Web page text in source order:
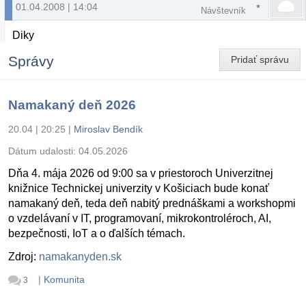
01.04.2008 | 14:04 Návštevník
Diky
Pridať správu
Správy
Namakaný deň 2026
20.04 | 20:25 | Miroslav Bendík
Dátum udalosti: 04.05.2026
Dňa 4. mája 2026 od 9:00 sa v priestoroch Univerzitnej
knižnice Technickej univerzity v Košiciach bude konať
namakaný deň, teda deň nabitý prednáškami a workshopmi
o vzdelávaní v IT, programovaní, mikrokontroléroch, AI,
bezpečnosti, IoT a o ďalších témach.
Zdroj: namakanyden.sk
3 | Komunita